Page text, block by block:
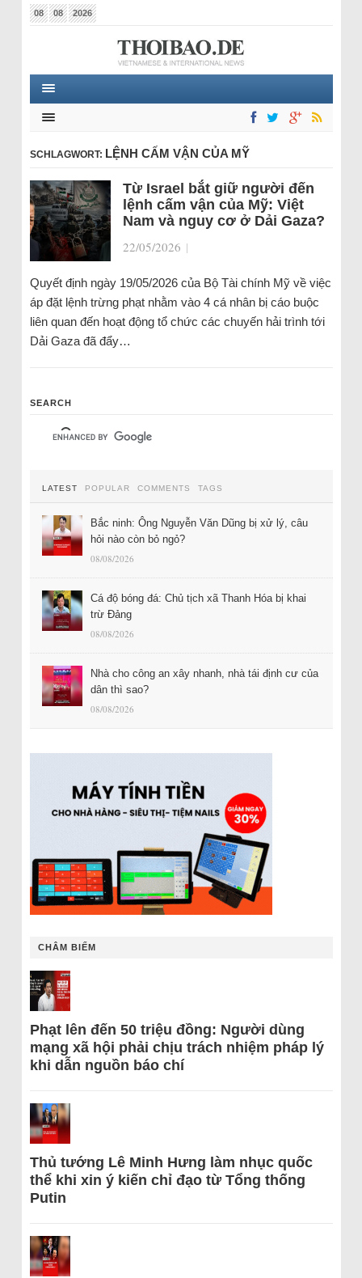
08 08 2026
SCHLAGWORT: LỆNH CẤM VẬN CỦA MỸ
Từ Israel bắt giữ người đến
lệnh cấm vận của Mỹ: Việt
Nam và nguy cơ ở Dải Gaza?
22/05/2026 |
Quyết định ngày 19/05/2026 của Bộ Tài chính Mỹ về việc
áp đặt lệnh trừng phạt nhằm vào 4 cá nhân bị cáo buộc
liên quan đến hoạt động tổ chức các chuyến hải trình tới
Dải Gaza đã đẩy…
SEARCH
LATEST POPULAR COMMENTS TAGS
Bắc ninh: Ông Nguyễn Văn Dũng bị xử lý, câu
hỏi nào còn bỏ ngỏ?
08/08/2026
Cá độ bóng đá: Chủ tịch xã Thanh Hóa bị khai
trừ Đảng
08/08/2026
Nhà cho công an xây nhanh, nhà tái định cư của
dân thì sao?
08/08/2026
CHÂM BIẾM
Phạt lên đến 50 triệu đồng: Người dùng
mạng xã hội phải chịu trách nhiệm pháp lý
khi dẫn nguồn báo chí
Thủ tướng Lê Minh Hưng làm nhục quốc
thể khi xin ý kiến chỉ đạo từ Tổng thống
Putin